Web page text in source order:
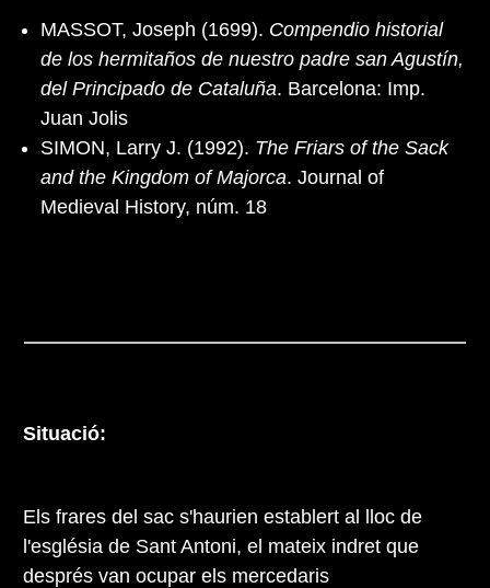
MASSOT, Joseph (1699). Compendio historial
de los hermitaños de nuestro padre san Agustín,
del Principado de Cataluña. Barcelona: Imp.
Juan Jolis
SIMON, Larry J. (1992). The Friars of the Sack
and the Kingdom of Majorca. Journal of
Medieval History, núm. 18
Situació:
Els frares del sac s'haurien establert al lloc de
l'església de Sant Antoni, el mateix indret que
després van ocupar els mercedaris